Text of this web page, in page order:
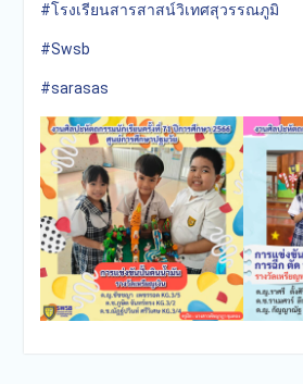
#โรงเรียนสารสาสน์วิเทศสุวรรณภูมิ
#Swsb
#sarasas